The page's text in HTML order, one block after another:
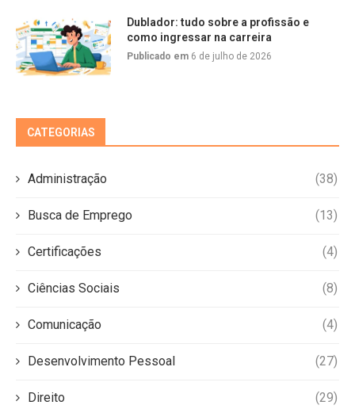
Dublador: tudo sobre a profissão e
como ingressar na carreira
Publicado em 6 de julho de 2026
CATEGORIAS
Administração (38)
Busca de Emprego (13)
Certificações (4)
Ciências Sociais (8)
Comunicação (4)
Desenvolvimento Pessoal (27)
Direito (29)